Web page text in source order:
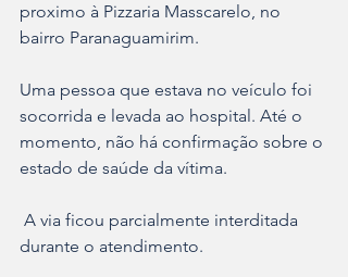
proximo à Pizzaria Masscarelo, no
bairro Paranaguamirim.
Uma pessoa que estava no veículo foi
socorrida e levada ao hospital. Até o
momento, não há confirmação sobre o
estado de saúde da vítima.
durante o atendimento.